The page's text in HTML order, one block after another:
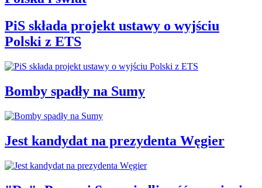
PiS składa projekt ustawy o wyjściu
Polski z ETS
Bomby spadły na Sumy
Jest kandydat na prezydenta Węgier